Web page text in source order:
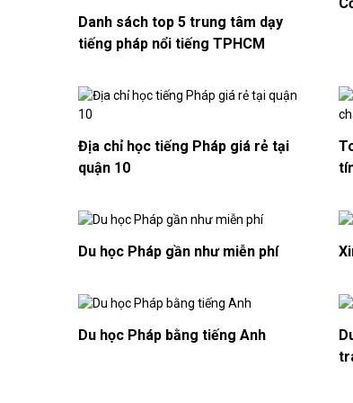
Danh sách top 5 trung tâm dạy
tiếng pháp nổi tiếng TPHCM
Địa chỉ học tiếng Pháp giá rẻ tại
quận 10
Du học Pháp gần như miễn phí
Du học Pháp bằng tiếng Anh